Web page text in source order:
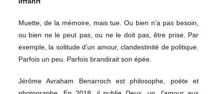
Muette, de la mémoire, mais tue. Ou bien n’a pas besoin,
ou bien ne le peut pas, ou ne le doit pas, être prise. Par
exemple, la solitude d’un amour, clandestinité de politique.
Parfois un peu. Parfois brandirait son épée.
Jérôme Avraham Benarroch est philosophe, poète et